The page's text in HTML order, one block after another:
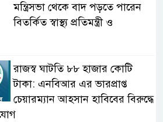
মন্ত্রিসভা থেকে বাদ পড়তে পারেন
বিতর্কিত স্বাস্থ্য প্রতিমন্ত্রী ও
রাজস্ব ঘাটতি ৮৮ হাজার কোটি
টাকা: এনবিআর এর ভারপ্রাপ্ত
চেয়ারম্যান আহসান হাবিবের বিরুদ্ধে